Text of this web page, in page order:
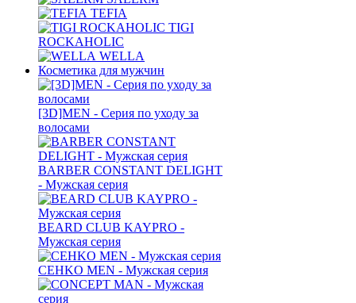
TEFIA
TIGI
ROCKAHOLIC
WELLA
Косметика для мужчин
[3D]MEN - Серия по уходу за
волосами
BARBER CONSTANT DELIGHT
- Мужская серия
BEARD CLUB KAYPRO -
Мужская серия
CEHKO MEN - Мужская серия